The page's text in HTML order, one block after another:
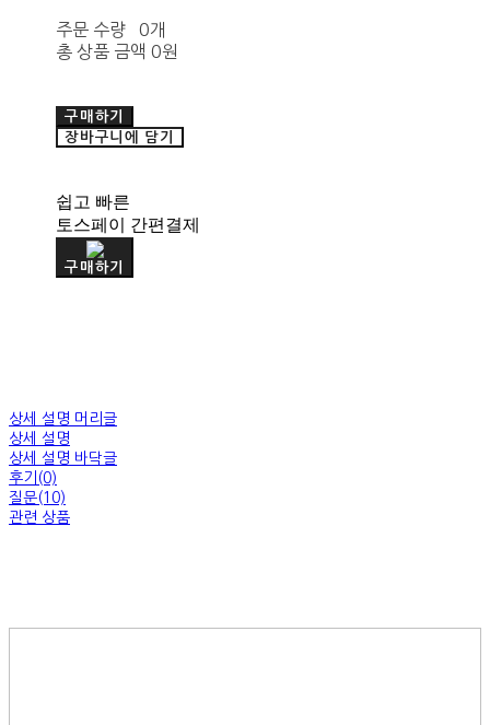
주문 수량
0개
총 상품 금액 0원
구매하기
장바구니에 담기
쉽고 빠른
토스페이 간편결제
구매하기
상세 설명 머리글
상세 설명
상세 설명 바닥글
후기(0)
질문(10)
관련 상품